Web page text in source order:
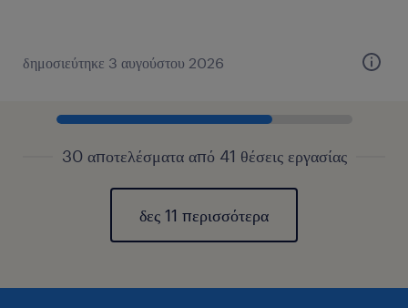
δημοσιεύτηκε 3 αυγούστου 2026
30 αποτελέσματα από 41 θέσεις εργασίας
δες 11 περισσότερα